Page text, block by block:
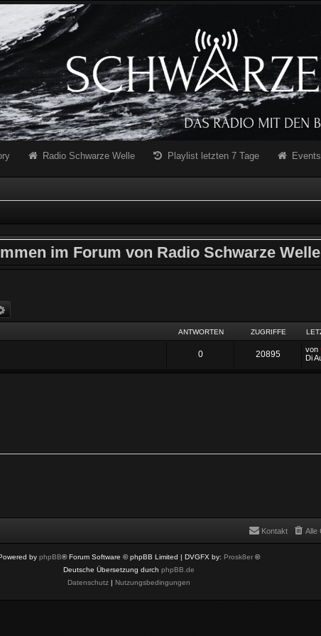
Radio Schwarze Welle Playlist letzten 7 Tage Events
im Forum von Radio Schwarze Welle
ANTWORTEN ZUGRIFFE
0 20895 von
Di
Alle
Kontakt
by phpBB® Forum Software © phpBB Limited | DVGFX by: Prosk8er©
Deutsche Übersetzung durch phpBB.de
Datenschutz| Nutzungsbedingungen